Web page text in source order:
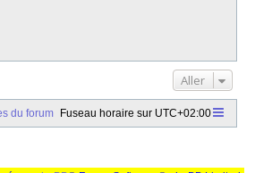
Aller
Fuseau horaire sur UTC+02:00
du forum